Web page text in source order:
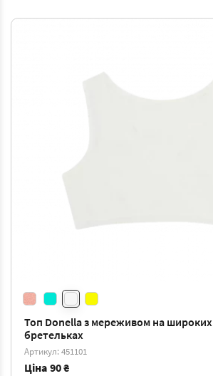
Топ Donella з мереживом на широких
бретельках
Артикул: 451101
Ціна 90 ₴
4/5